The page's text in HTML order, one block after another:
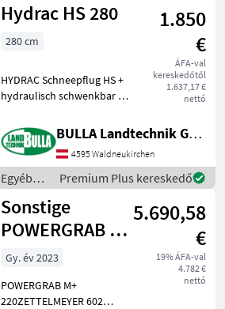
Hydrac HS 280
1.850
€
ÁFA-val
kereskedőtől
1.637,17 €
nettó
280 cm
HYDRAC Schneepflug HS +
hydraulisch schwenkbar +
Anbauplatte + Hakenmaß
Mitte Mitte 50 cm lemezes
gyorscsatlakozó, Hótoló
pajzs élei: Hótoló
BULLA Landtechnik GmbH
4595 Waldneukirchen
Egyéb
traktor
tartozékok
/ Hydrac
Premium Plus kereskedő
Sonstige
POWERGRAB M+
220 # 144
5.690,58
€
19% ÁFA-val
4.782 €
nettó
Gy. év 2023
POWERGRAB M+
220ZETTELMEYER 602